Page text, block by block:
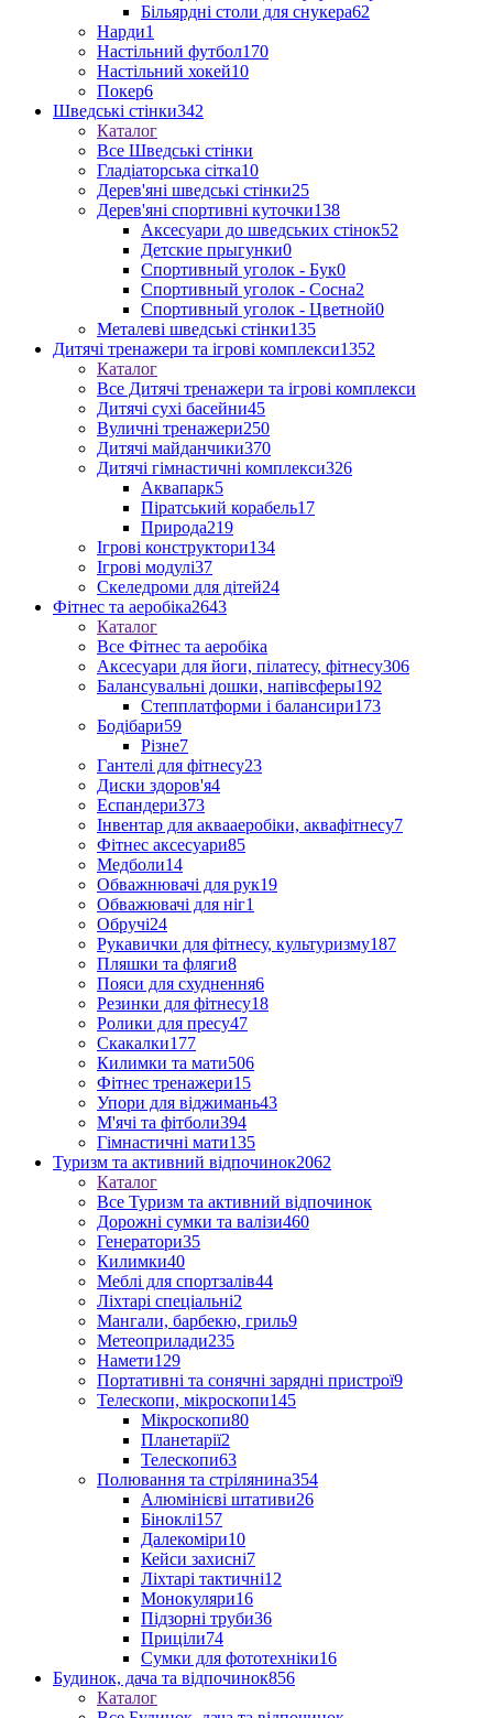
Більярдні столи для снукера62
Нарди1
Настільний футбол170
Настільний хокей10
Покер6
Шведські стінки342
Каталог
Все Шведські стінки
Гладіаторська сітка10
Дерев'яні шведські стінки25
Дерев'яні спортивні куточки138
Аксесуари до шведських стінок52
Детские прыгунки0
Спортивный уголок - Бук0
Спортивный уголок - Сосна2
Спортивный уголок - Цветной0
Металеві шведські стінки135
Дитячі тренажери та ігрові комплекси1352
Каталог
Все Дитячі тренажери та ігрові комплекси
Дитячі сухі басейни45
Вуличні тренажери250
Дитячі майданчики370
Дитячі гімнастичні комплекси326
Аквапарк5
Піратський корабель17
Природа219
Ігрові конструктори134
Ігрові модулі37
Скеледроми для дітей24
Фітнес та аеробіка2643
Каталог
Все Фітнес та аеробіка
Аксесуари для йоги, пілатесу, фітнесу306
Балансувальні дошки, напівсферы192
Степплатформи і балансири173
Бодібари59
Різне7
Гантелі для фітнесу23
Диски здоров'я4
Еспандери373
Інвентар для аквааеробіки, аквафітнесу7
Фітнес аксесуари85
Медболи14
Обважнювачі для рук19
Обважювачі для ніг1
Обручі24
Рукавички для фітнесу, культуризму187
Пляшки та фляги8
Пояси для схуднення6
Резинки для фітнесу18
Ролики для пресу47
Скакалки177
Килимки та мати506
Фітнес тренажери15
Упори для віджимань43
М'ячі та фітболи394
Гімнастичні мати135
Туризм та активний відпочинок2062
Каталог
Все Туризм та активний відпочинок
Дорожні сумки та валізи460
Генератори35
Килимки40
Меблі для спортзалів44
Ліхтарі спеціальні2
Мангали, барбекю, гриль9
Метеоприлади235
Намети129
Портативні та сонячні зарядні пристрої9
Телескопи, мікроскопи145
Мікроскопи80
Планетарії2
Телескопи63
Полювання та стрілянина354
Алюмінієві штативи26
Біноклі157
Далекоміри10
Кейси захисні7
Ліхтарі тактичні12
Монокуляри16
Підзорні труби36
Приціли74
Сумки для фототехніки16
Будинок, дача та відпочинок856
Каталог